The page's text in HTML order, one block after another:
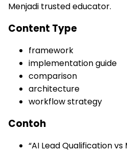
Menjadi trusted educator.
Content Type
framework
implementation guide
comparison
architecture
workflow strategy
Contoh
“AI Lead Qualification vs